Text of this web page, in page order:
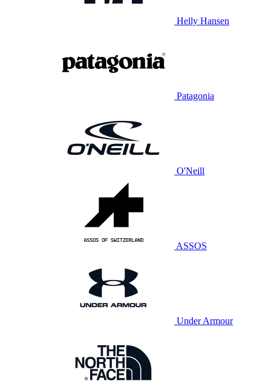
Helly Hansen
Patagonia
O'Neill
ASSOS
Under Armour